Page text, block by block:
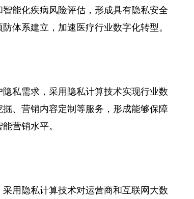
能化疾病风险评估，形成具有隐私安全
体系建立，加速医疗行业数字化转型。
私需求，采用隐私计算技术实现行业数
、营销内容定制等服务，形成能够保障
营销水平。
用隐私计算技术对运营商和互联网大数